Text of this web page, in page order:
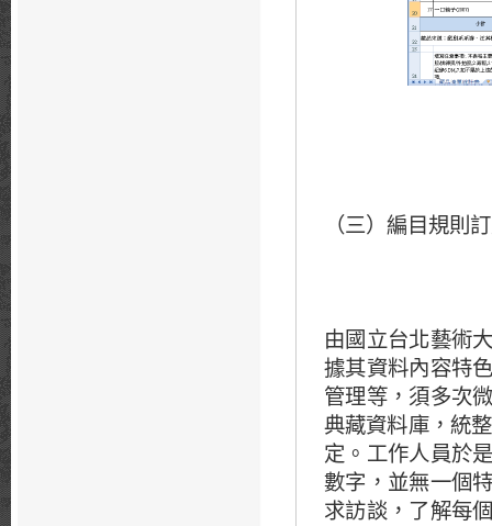
（三）編目規則
由國立台北藝術
據其資料內容特
管理等，須多次
典藏資料庫，統
定。工作人員於
數字，並無一個
求訪談，了解每